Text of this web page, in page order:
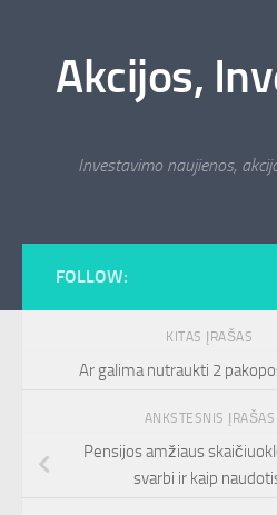
Akcijos,
Investavimo naujienos,
FOLLOW:
KITAS ĮRAŠAS
Ar galima nutraukti 2
ANKSTESNIS ĮRAŠAS
Pensijos amžiaus
svarbi ir kaip